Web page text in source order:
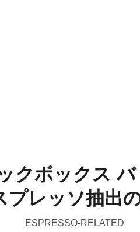
クボックス
プレッソ抽出
ESPRESSO-RELATED